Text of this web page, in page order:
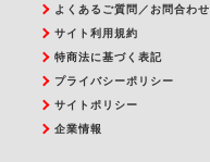
よくあるご質問／お問合わせ
サイト利用規約
特商法に基づく表記
プライバシーポリシー
サイトポリシー
企業情報